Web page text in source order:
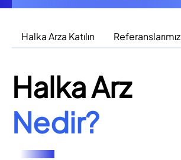
Halka Arza Katılın Referanslarımız
Halka Arz
Nedir?